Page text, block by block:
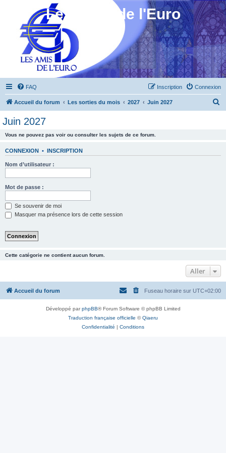
Les Amis de l'Euro
FAQ Connexion
Inscription
Accueil du forum Les sorties du mois 2027 Juin 2027
Juin 2027
Vous ne pouvez pas voir ou consulter les sujets de ce forum.
CONNEXION • INSCRIPTION
Nom d’utilisateur :
Mot de passe :
Se souvenir de moi
Masquer ma présence lors de cette session
Cette catégorie ne contient aucun forum.
Aller
Accueil du forum Fuseau horaire sur UTC+02:00
Développé parphpBB® Forum Software © phpBB Limited
Traduction française officielle ©Qiaeru
Confidentialité | Conditions